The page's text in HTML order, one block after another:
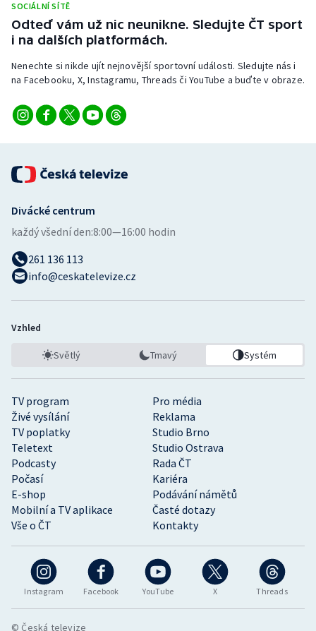
Stolní tenis
Triatlon
Veslování
Vodní slalom
Volejbal
Ostatní
SOCIÁLNÍ SÍTĚ
Odteď vám už nic neunikne. Sledujte ČT sport
i na dalších platformách.
Nenechte si nikde ujít nejnovější sportovní události. Sledujte nás i
na Facebooku, X, Instagramu, Threads či YouTube a buďte v obraze.
Instagram Facebook YouTube X Threads
TV program
Pro média
Živé vysílání
Reklama
TV poplatky
Studio Brno
Teletext
Studio Ostrava
Podcasty
Rada ČT
Počasí
Kariéra
E-shop
Podávání námětů
Mobilní a TV aplikace
Časté dotazy
Vše o ČT
Kontakty
Divácké centrum
každý všední den:8:00—16:00 hodin
261 136 113
info@ceskatelevize.cz
Vzhled
Světlý Tmavý Systém
© Česká televize